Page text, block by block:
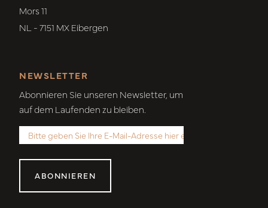
Mors 11
NL - 7151 MX Eibergen
NEWSLETTER
Abonnieren Sie unseren Newsletter, um
auf dem Laufenden zu bleiben.
ABONNIEREN